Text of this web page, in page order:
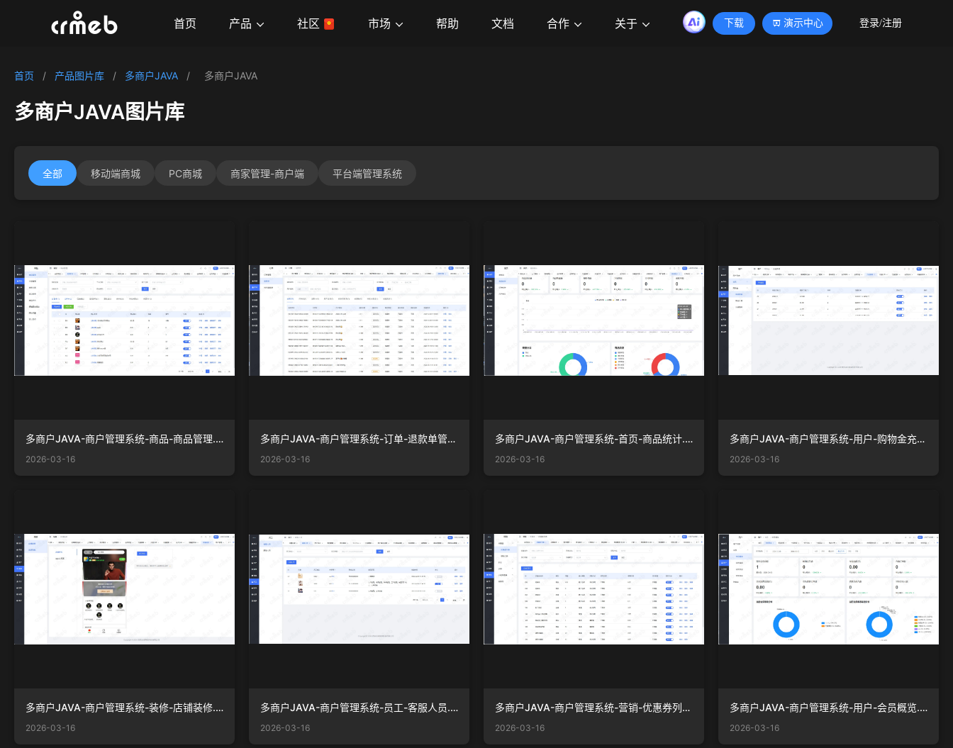
首页 产品 社区 市场 帮助 文档 合作 关于 下载 演示中心 登录/注册
首页 / 产品图片库 / 多商户JAVA / 多商户JAVA
多商户JAVA图片库
全部 移动端商城 PC商城 商家管理-商户端 平台端管理系统
多商户JAVA-商户管理系统-商品-商品管理.png
2026-03-16
多商户JAVA-商户管理系统-订单-退款单管理.png
2026-03-16
多商户JAVA-商户管理系统-首页-商品统计.png
2026-03-16
多商户JAVA-商户管理系统-用户-购物金充值套餐.png
2026-03-16
多商户JAVA-商户管理系统-装修-店铺装修.png
2026-03-16
多商户JAVA-商户管理系统-员工-客服人员.png
2026-03-16
多商户JAVA-商户管理系统-营销-优惠券列表.png
2026-03-16
多商户JAVA-商户管理系统-用户-会员概览.png
2026-03-16